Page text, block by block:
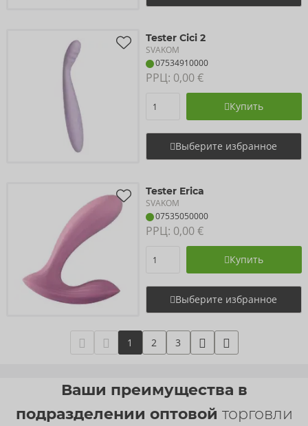
Tester Cici 2
SVAKOM
07534910000
РРЦ: 0,00 €
Купить
Выберите избранное
Tester Erica
SVAKOM
07535050000
РРЦ: 0,00 €
Купить
Выберите избранное
1 2 3
Ваши преимущества в
подразделении оптовой торговли